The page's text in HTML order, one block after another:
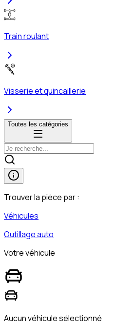
Train roulant
Visserie et quincaillerie
Toutes les catégories
Trouver la pièce par :
Véhicules
Outillage auto
Votre véhicule
Aucun véhicule sélectionné